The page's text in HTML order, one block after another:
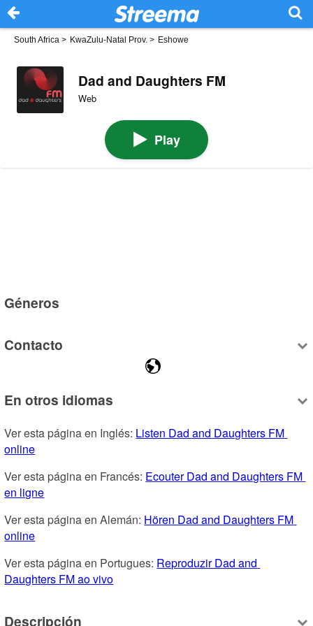
South Africa > KwaZulu-Natal Prov. > Eshowe
Dad and Daughters FM
Web
Play
Géneros
Contacto
En otros idiomas
Ver esta página en Inglés: Listen Dad and Daughters FM
online
Ver esta página en Francés: Ecouter Dad and Daughters FM
en ligne
Ver esta página en Alemán: Hören Dad and Daughters FM
online
Ver esta página en Portugues: Reproduzir Dad and
Daughters FM ao vivo
Descripción